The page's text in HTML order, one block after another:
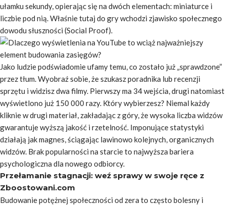
ułamku sekundy, opierając się na dwóch elementach: miniaturce i
liczbie pod nią. Właśnie tutaj do gry wchodzi zjawisko społecznego
dowodu słuszności (Social Proof).
Jako ludzie podświadomie ufamy temu, co zostało już „sprawdzone”
przez tłum. Wyobraź sobie, że szukasz poradnika lub recenzji
sprzętu i widzisz dwa filmy. Pierwszy ma 34 wejścia, drugi natomiast
wyświetlono już 150 000 razy. Który wybierzesz? Niemal każdy
kliknie w drugi materiał, zakładając z góry, że wysoka liczba widzów
gwarantuje wyższą jakość i rzetelność. Imponujące statystyki
działają jak magnes, ściągając lawinowo kolejnych, organicznych
widzów. Brak popularności na starcie to najwyższa bariera
psychologiczna dla nowego odbiorcy.
Przełamanie stagnacji: weź sprawy w swoje ręce z
Zboostowani.com
Budowanie potężnej społeczności od zera to często bolesny i